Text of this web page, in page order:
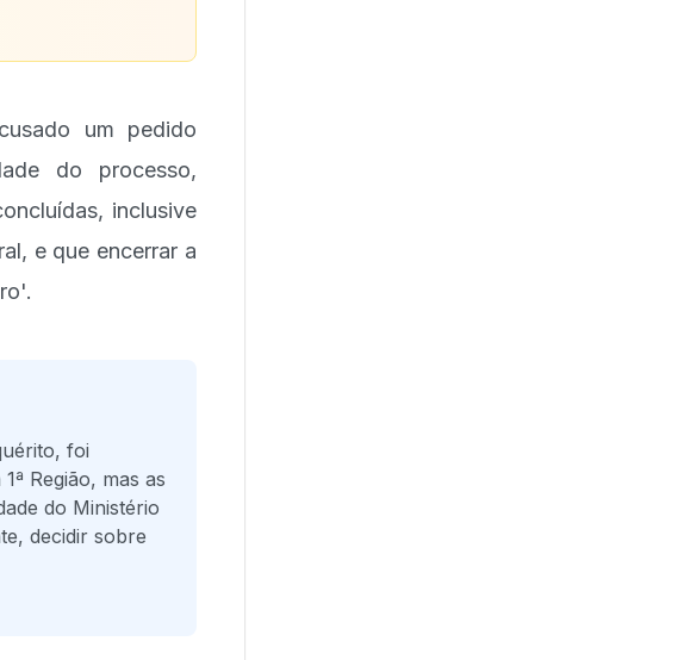
um pedido
do processo,
inclusive
e que encerrar a
foi
Região, mas as
do Ministério
decidir sobre